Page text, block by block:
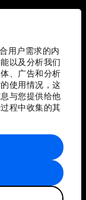
用户需求的内
以及分析我们
、广告和分析
使用情况，这
与您提供给他
程中收集的其